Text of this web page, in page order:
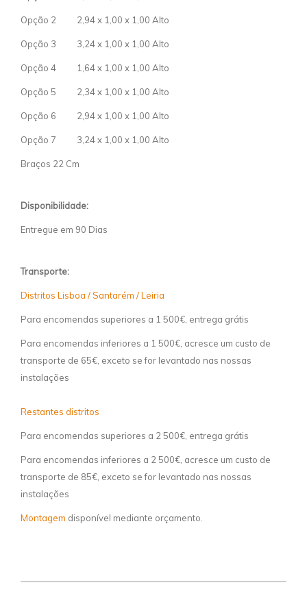
Opção 2 2,94 x 1,00 x 1,00 Alto
Opção 3 3,24 x 1,00 x 1,00 Alto
Opção 4 1,64 x 1,00 x 1,00 Alto
Opção 5 2,34 x 1,00 x 1,00 Alto
Opção 6 2,94 x 1,00 x 1,00 Alto
Opção 7 3,24 x 1,00 x 1,00 Alto
Braços 22 Cm
Disponibilidade:
Entregue em 90 Dias
Transporte:
Distritos Lisboa / Santarém / Leiria
Para encomendas superiores a 1 500€, entrega grátis
Para encomendas inferiores a 1 500€, acresce um custo de
transporte de 65€, exceto se for levantado nas nossas
instalações
Restantes distritos
Para encomendas superiores a 2 500€, entrega grátis
Para encomendas inferiores a 2 500€, acresce um custo de
transporte de 85€, exceto se for levantado nas nossas
instalações
Montagem disponível mediante orçamento.